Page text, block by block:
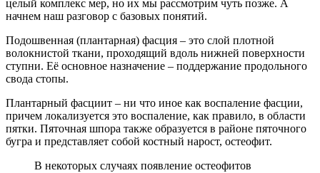
целый комплекс мер, но их мы рассмотрим чуть позже. А
начнем наш разговор с базовых понятий.
Подошвенная (плантарная) фасция – это слой плотной
волокнистой ткани, проходящий вдоль нижней поверхности
ступни. Её основное назначение – поддержание продольного
свода стопы.
Плантарный фасциит – ни что иное как воспаление фасции,
причем локализуется это воспаление, как правило, в области
пятки. Пяточная шпора также образуется в районе пяточного
бугра и представляет собой костный нарост, остеофит.
В некоторых случаях появление остеофитов